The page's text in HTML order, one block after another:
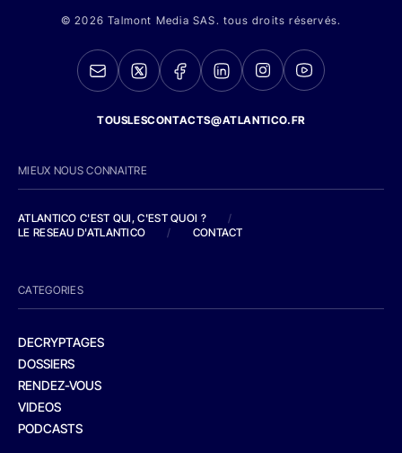
© 2026 Talmont Media SAS. tous droits réservés.
TOUSLESCONTACTS@ATLANTICO.FR
MIEUX NOUS CONNAITRE
ATLANTICO C'EST QUI, C'EST QUOI ?
/
LE RESEAU D'ATLANTICO
/ CONTACT
CATEGORIES
DECRYPTAGES
DOSSIERS
RENDEZ-VOUS
VIDEOS
PODCASTS